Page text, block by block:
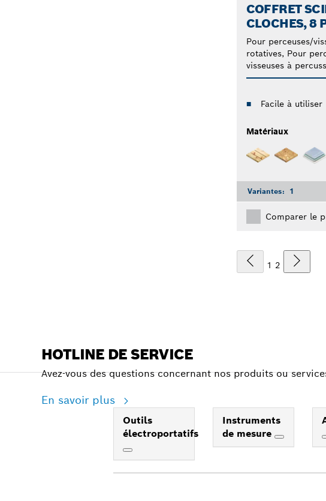
COFFRET
CLOCHES, 8
Pour perceuses/
rotatives, Pour
visseuses à
Facile à utiliser
Matériaux
Variantes: 1
Comparer le
1 2
HOTLINE DE SERVICE
Avez-vous des questions concernant nos produits ou
En savoir plus
Outils
électroportatifs
Instruments
de mesure